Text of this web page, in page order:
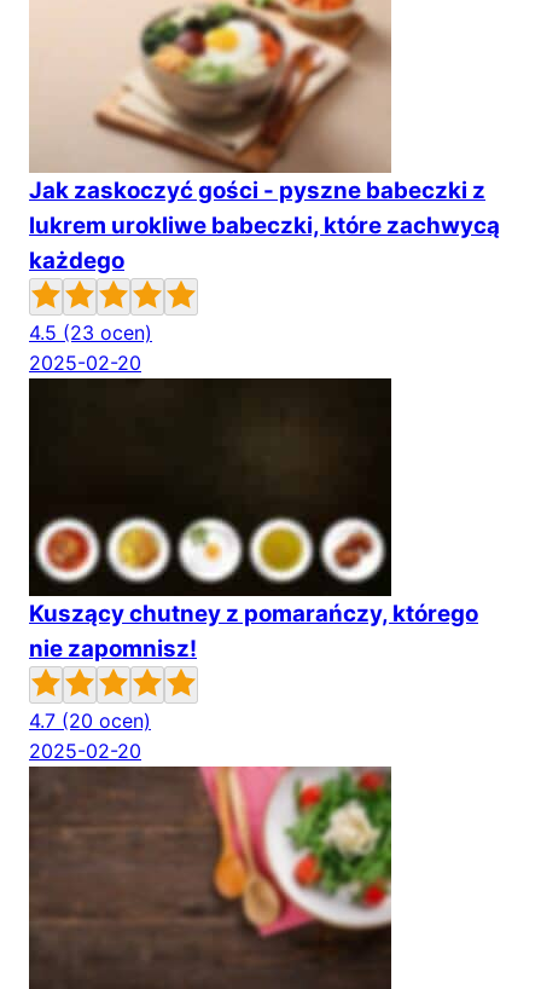
Jak zaskoczyć gości - pyszne babeczki z
lukrem urokliwe babeczki, które zachwycą
każdego
4.5 (23 ocen)
2025-02-20
Kuszący chutney z pomarańczy, którego
nie zapomnisz!
4.7 (20 ocen)
2025-02-20